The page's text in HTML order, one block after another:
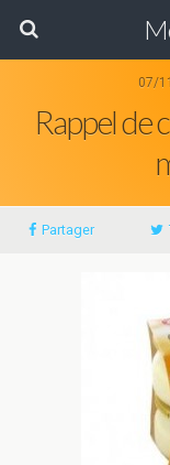
07/
Rappel de
Partager